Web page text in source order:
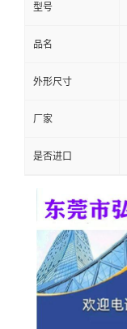
型号
品名
外形尺寸
厂家
是否进口